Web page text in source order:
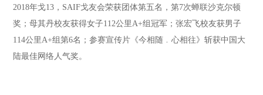
2018年戈13，SAIF戈友会荣获团体第五名，第7次蝉联沙克尔顿
奖；母其丹校友获得女子112公里A+组冠军；张宏飞校友获男子
114公里A+组第6名；参赛宣传片《今相随﹒心相往》斩获中国大
陆最佳网络人气奖。